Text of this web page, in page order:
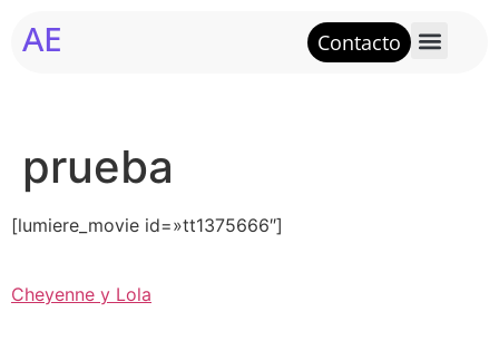
AE Contacto
prueba
[lumiere_movie id=»tt1375666″]
Cheyenne y Lola